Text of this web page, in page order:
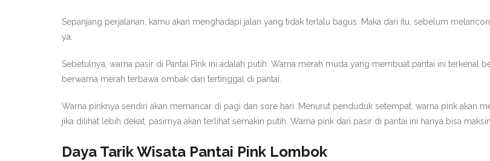
Sepanjang perjalanan, kamu akan menghadapi jalan yang tidak terlalu bagus. Maka dari itu, sebelum
ya.
Sebetulnya, warna pasir di Pantai Pink ini adalah putih. Warna merah muda yang membuat pantai ini terkenal
berwarna merah terbawa ombak dan tertinggal di pantai.
Warna pinknya sendiri akan memancar di pagi dan sore hari. Menurut penduduk setempat, warna pink akan
jika dilihat lebih dekat, pasirnya akan terlihat semakin putih. Warna pink dari pasir di pantai ini hanya bisa
Daya Tarik Wisata Pantai Pink Lombok